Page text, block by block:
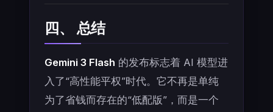
四、 总结
Gemini 3 Flash 的发布标志着 AI 模型进
入了“高性能平权”时代。它不再是单纯
为了省钱而存在的“低配版”，而是一个